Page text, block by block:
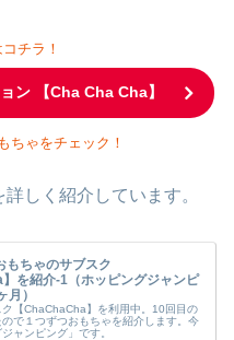
チラ！
ン 【Cha Cha Cha】
ちゃをチェック！
しく紹介しています。
もちゃのサブスク
】を紹介-1（ホッピングジャンピ
月）
ク【ChaChaCha】を利用中。10回目の
で１つずつおもちゃを紹介します。今
ャンピング」です。